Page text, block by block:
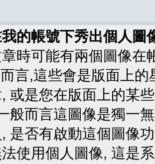
的帳號下秀出個人圖
時可能有兩個圖像在
言,這些會是版面上
或是您在版面上的某
般而言這圖像是獨一
是否有啟動這個圖像
使用個人圖像, 這是